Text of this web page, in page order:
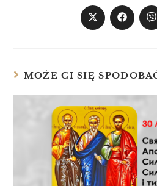
MOŻE CI SIĘ